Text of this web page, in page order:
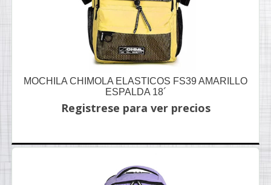
MOCHILA CHIMOLA ELASTICOS FS39 AMARILLO
ESPALDA 18´
Registrese para ver precios